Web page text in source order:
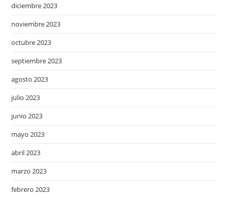
diciembre 2023
noviembre 2023
octubre 2023
septiembre 2023
agosto 2023
julio 2023
junio 2023
mayo 2023
abril 2023
marzo 2023
febrero 2023